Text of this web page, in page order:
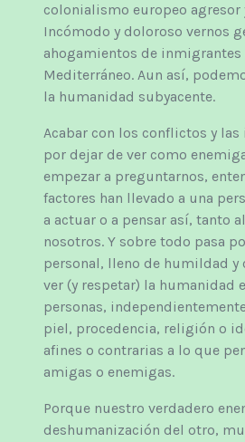
colonialismo europeo agresor
Incómodo y doloroso vernos
ahogamientos de inmigrantes
Mediterráneo. Aun así,
la humanidad subyacente.
Acabar con los conflictos y
por dejar de ver como
empezar a preguntarnos,
factores han llevado a una
a actuar o a pensar así, tanto
nosotros. Y sobre todo pasa
personal, lleno de humildad y
ver (y respetar) la humanidad
personas,
piel, procedencia, religión o
afines o contrarias a lo que
amigas o enemigas.
Porque nuestro verdadero
deshumanización del otro,